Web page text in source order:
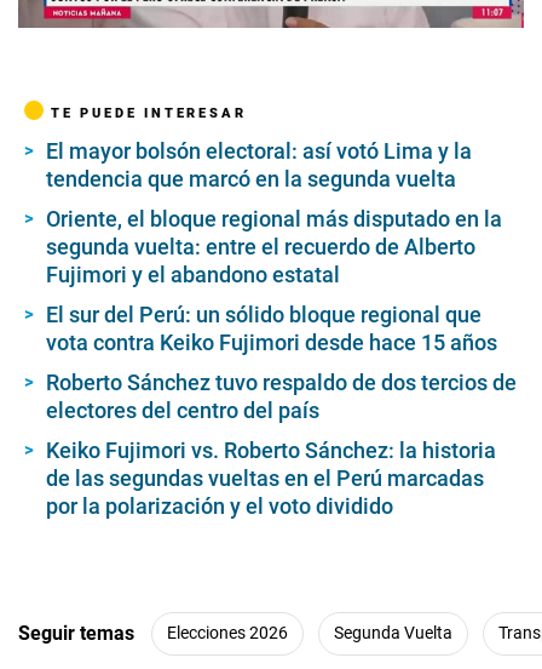
00:00/05:01
TE PUEDE INTERESAR
El mayor bolsón electoral: así votó Lima y la
tendencia que marcó en la segunda vuelta
Oriente, el bloque regional más disputado en la
segunda vuelta: entre el recuerdo de Alberto
Fujimori y el abandono estatal
El sur del Perú: un sólido bloque regional que
vota contra Keiko Fujimori desde hace 15 años
Roberto Sánchez tuvo respaldo de dos tercios de
electores del centro del país
Keiko Fujimori vs. Roberto Sánchez: la historia
de las segundas vueltas en el Perú marcadas
por la polarización y el voto dividido
Seguir temas Elecciones 2026 Segunda Vuelta